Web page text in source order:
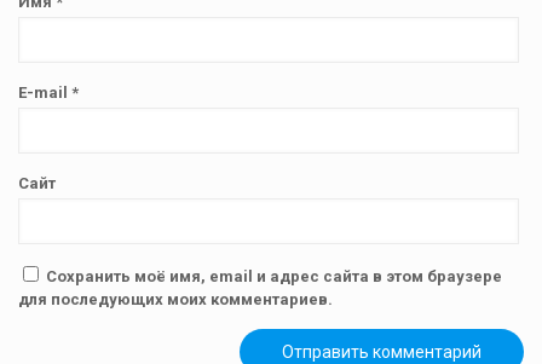
E-mail *
Сайт
Сохранить моё имя, email и адрес сайта в этом браузере
для последующих моих комментариев.